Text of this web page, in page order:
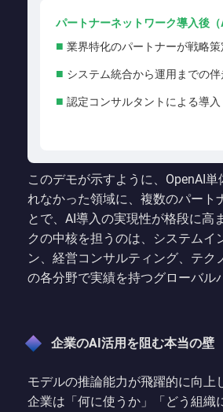
パートナーネットワーク導入後（
■ 業界特化のパートナーが戦略
■ システム統合から運用までの
■ 認定コンサルタントによる導
このデモが示すように、OpenAI単
れなかった領域に、複数のパート
とで、AI導入の実現性が格段に高
クの中核を担うのは、システムイ
ン、経営コンサルティング、テク
の各分野で実績を持つグローバル
企業のAI活用を阻む本当の壁
モデルの推論能力が飛躍的に向上
企業は「何に使うか」「どう組織